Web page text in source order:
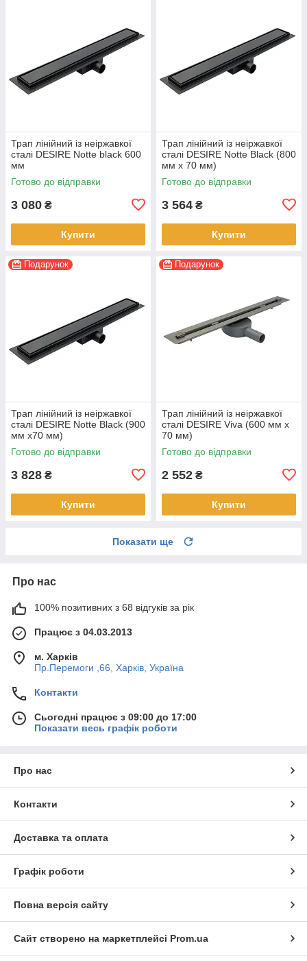
Трап лінійний із неіржавкої
сталі DESIRE Notte black 600
мм
Готово до відправки
3 080 ₴
Купити
Трап лінійний із неіржавкої
сталі DESIRE Notte Black (800
мм х 70 мм)
Готово до відправки
3 564 ₴
Купити
Подарунок
Трап лінійний із неіржавкої
сталі DESIRE Notte Black (900
мм х70 мм)
Готово до відправки
3 828 ₴
Купити
Подарунок
Трап лінійний із неіржавкої
сталі DESIRE Viva (600 мм х
70 мм)
Готово до відправки
2 552 ₴
Купити
Показати ще
Про нас
100% позитивних з 68 відгуків за рік
Працює з 04.03.2013
м. Харків
Пр.Перемоги ,66, Харків, Україна
Контакти
Сьогодні працює з 09:00 до 17:00
Показати весь графік роботи
Про нас
Контакти
Доставка та оплата
Графік роботи
Повна версія сайту
Сайт створено на маркетплейсі Prom.ua